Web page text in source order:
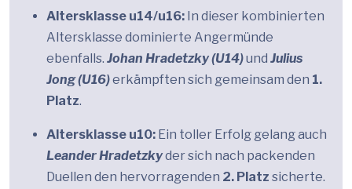
Altersklasse u14/u16: In dieser kombinierten
Altersklasse dominierte Angermünde
ebenfalls. Johan Hradetzky (U14)und Julius
Jong (U16)erkämpften sich gemeinsam den 1.
Platz.
Altersklasse u10: Ein toller Erfolg gelang auch
Leander Hradetzkyder sich nach packenden
Duellen den hervorragenden 2. Platz sicherte.